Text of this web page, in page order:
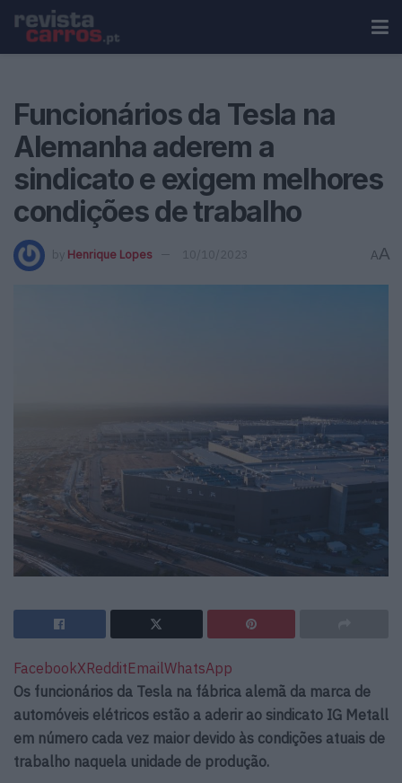
Funcionários da Tesla na
Alemanha aderem a
sindicato e exigem melhores
condições de trabalho
by Henrique Lopes 10/10/2023 AA
FacebookXRedditEmailWhatsApp
Os funcionários da Tesla na fábrica alemã da marca de
automóveis elétricos estão a aderir ao sindicato IG Metall
em número cada vez maior devido às condições atuais de
trabalho naquela unidade de produção.